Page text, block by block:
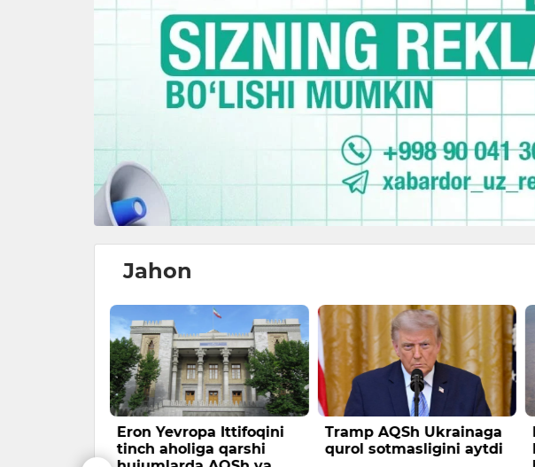
Jahon
Eron Yevropa Ittifoqini
tinch aholiga qarshi
Tramp AQSh Ukrainaga
qurol sotmasligini aytdi